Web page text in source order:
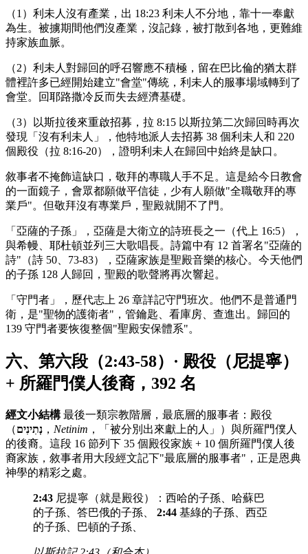
（1）利未人沒有產業，出 18:23 利未人不分地，靠十一奉獻
為生。被擄期間他們沒產業，沒記錄，被打散到各地，更難維
持家族血脈。
（2）利未人對歸回的呼召響應不積極，留在巴比倫的猶太群
體裡許多已經開始建立"會堂"傳統，利未人的服事場域轉到了
會堂。回耶路撒冷反而失去經濟基礎。
（3）以斯拉後來重啟招募，拉 8:15 以斯拉第二次歸回時再次
發現「沒有利未人」，他特地派人去招募 38 個利未人和 220
個殿役（拉 8:16-20），證明利未人在歸回中始終是缺口。
敘事者不掩飾這缺口，敬拜的專職人手不足。這是給今日教會
的一面鏡子，會眾都願做平信徒，少有人願做"全職敬拜的專
業戶"。但敬拜沒有專業戶，聖殿就開不了門。
「亞薩的子孫」，亞薩是大衛立的詩班長之一（代上 16:5），
與希幔、耶杜頓並列三大歌唱長。詩篇中有 12 首署名"亞薩的
詩"（詩 50、73-83），亞薩家族是聖殿音樂的核心。今天他們
的子孫 128 人歸回，聖殿的歌聲將再次響起。
「守門者」，歷代志上 26 章詳記守門班次。他們不是普通門
衛，是"聖物的護衛者"，管鑰匙、看庫房、查進出。歸回的
139 守門者要恢復整個"聖殿安保體系"。
六、第六段（2:43-58）· 殿役（尼提寧）
+ 所羅門僕人後裔，392 名
經文小結構最後一類宗教階層，最底層的服事者：殿役
（נְתִינִים ， Netinim ，「被分別出來獻上的人」）與所羅門僕人
的後裔。這段 16 節列下 35 個殿役家族 + 10 個所羅門僕人後
裔家族，敘事者用大段經文記下"最底層的服事者"，正是恩典
神學的精彩之處。
2:43 尼提寧（就是殿役）：西哈的子孫、哈蘇巴
的子孫、答巴俄的子孫、 2:44 基綠的子孫、西亞
的子孫、巴頓的子孫、